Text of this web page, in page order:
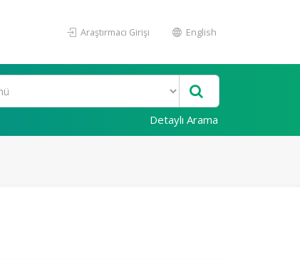
Araştırmacı Girişi English
Detaylı Arama